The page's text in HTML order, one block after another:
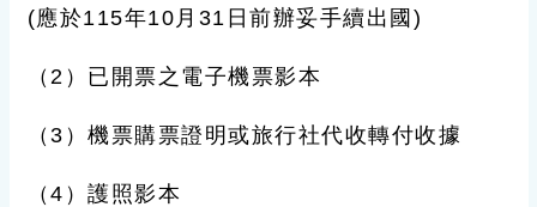
(應於115年10月31日前辦妥手續出國)
（2）已開票之電子機票影本
（3）機票購票證明或旅行社代收轉付收據
（4）護照影本